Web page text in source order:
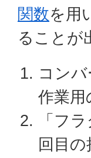
関数を用
ることが
コン
作業
「フ
回目